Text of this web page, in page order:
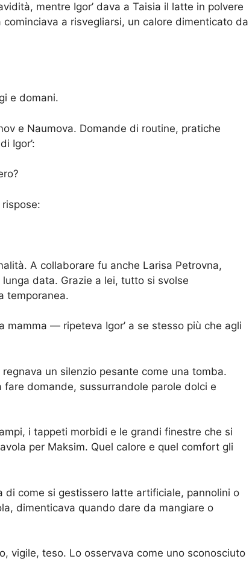
mentre Igor’ dava a Taisia il latte in polvere
a risvegliarsi, un calore dimenticato da
e domani.
e Naumova. Domande di routine, pratiche
Igor’:
A collaborare fu anche Larisa Petro­vna,
data. Grazie a lei, tutto si svolse
temporanea.
— ripeteva Igor’ a se stesso più che agli
un silenzio pesante come una tomba.
domande, sussurrandole parole dolci e
i tappeti morbidi e le grandi finestre che si
per Maksim. Quel calore e quel comfort gli
di come si gestissero latte artificiale, pannolini o
dimenticava quando dare da mangiare o
vigile, teso. Lo osservava come uno sconosciuto